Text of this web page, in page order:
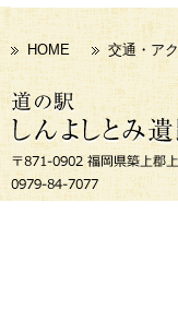
HOME 交通・ア